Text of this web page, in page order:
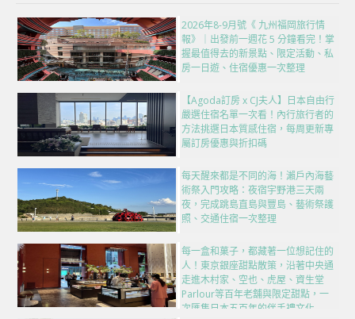
2026年8-9月號《 九州福岡旅行情
報》｜出發前一週花 5 分鐘看完！掌
握最值得去的新景點、限定活動、私
房一日遊、住宿優惠一次整理
【Agoda訂房 x CJ夫人】日本自由行
嚴選住宿名單一次看！內行旅行者的
方法挑選日本質感住宿，每周更新專
屬訂房優惠與折扣碼
每天醒來都是不同的海！瀨戶內海藝
術祭入門攻略：夜宿宇野港三天兩
夜，完成跳島直島與豐島、藝術祭護
照、交通住宿一次整理
每一盒和菓子，都藏著一位想記住的
人！東京銀座甜點散策，沿著中央通
走進木村家、空也、虎屋、資生堂
Parlour等百年老舖與限定甜點，一
次匯集日本五百年的伴手禮文化